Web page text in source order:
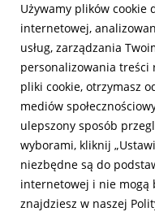
7 kwietnia 2014
Używamy plików cookie
internetowej,
usług, zarządzania
personalizowania treści
pliki cookie, otrzymasz
mediów
ulepszony sposób
wyborami, kliknij
niezbędne są do
internetowej i nie mogą
znajdziesz w naszej